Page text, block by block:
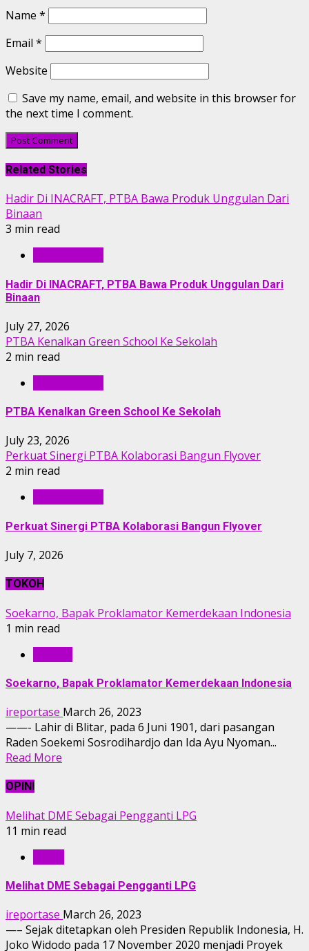
Name *
Email *
Website
Save my name, email, and website in this browser for
the next time I comment.
Related Stories
Hadir Di INACRAFT, PTBA Bawa Produk Unggulan Dari
Binaan
3 min read
Hadir Di INACRAFT, PTBA Bawa Produk Unggulan Dari
Binaan
July 27, 2026
PTBA Kenalkan Green School Ke Sekolah
2 min read
PTBA Kenalkan Green School Ke Sekolah
July 23, 2026
Perkuat Sinergi PTBA Kolaborasi Bangun Flyover
2 min read
Perkuat Sinergi PTBA Kolaborasi Bangun Flyover
July 7, 2026
TOKOH
Soekarno, Bapak Proklamator Kemerdekaan Indonesia
1 min read
Soekarno, Bapak Proklamator Kemerdekaan Indonesia
ireportase March 26, 2023
——- Lahir di Blitar, pada 6 Juni 1901, dari pasangan
Raden Soekemi Sosrodihardjo dan Ida Ayu Nyoman...
Read More
OPINI
Melihat DME Sebagai Pengganti LPG
11 min read
Melihat DME Sebagai Pengganti LPG
ireportase March 26, 2023
—– Sejak ditetapkan oleh Presiden Republik Indonesia, H.
Joko Widodo pada 17 November 2020 menjadi Proyek